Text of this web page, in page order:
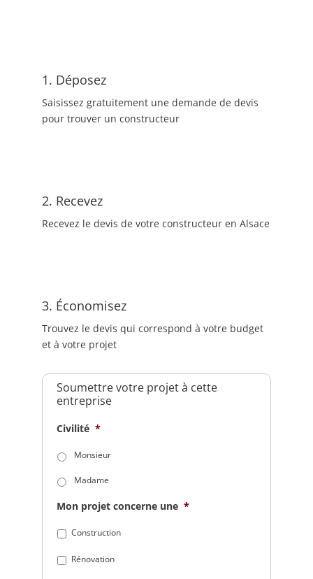
1. Déposez
Saisissez gratuitement une demande de devis
pour trouver un constructeur
2. Recevez
Recevez le devis de votre constructeur en Alsace
3. Économisez
Trouvez le devis qui correspond à votre budget
et à votre projet
Soumettre votre projet à cette
entreprise
Civilité *
Monsieur
Madame
Mon projet concerne une *
Construction
Rénovation